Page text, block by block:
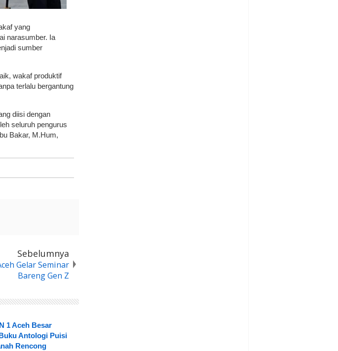
yang
narasumber. Ia
sumber
wakaf produktif
terlalu bergantung
diisi dengan
seluruh pengurus
Bakar, M.Hum,
Sebelumnya
Gelar Seminar
Bareng Gen Z
1 Aceh Besar
Antologi Puisi
Rencong